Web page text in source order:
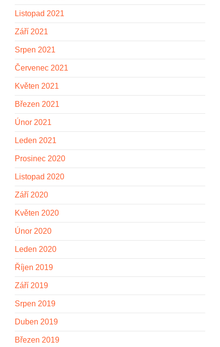
Listopad 2021
Září 2021
Srpen 2021
Červenec 2021
Květen 2021
Březen 2021
Únor 2021
Leden 2021
Prosinec 2020
Listopad 2020
Září 2020
Květen 2020
Únor 2020
Leden 2020
Říjen 2019
Září 2019
Srpen 2019
Duben 2019
Březen 2019